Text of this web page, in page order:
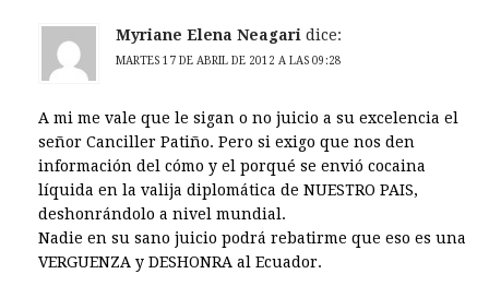
Myriane Elena Neagari dice:
MARTES 17 DE ABRIL DE 2012 A LAS 09:28
A mi me vale que le sigan o no juicio a su excelencia el
señor Canciller Patiño. Pero si exigo que nos den
información del cómo y el porqué se envió cocaina
líquida en la valija diplomática de NUESTRO PAIS,
deshonrándolo a nivel mundial.
Nadie en su sano juicio podrá rebatirme que eso es una
VERGUENZA y DESHONRA al Ecuador.